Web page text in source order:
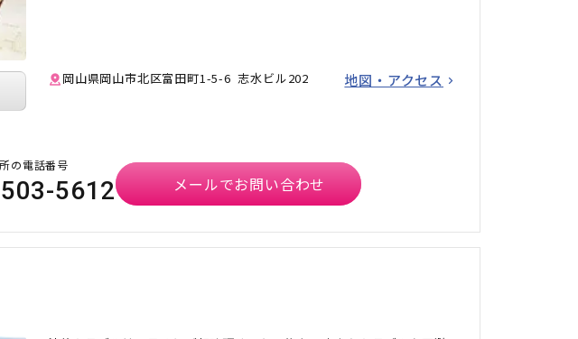
岡山県岡山市北区富田町1-5-6 志水ビル202 地図・アクセス
の電話番号
5612 メールでお問い合わせ